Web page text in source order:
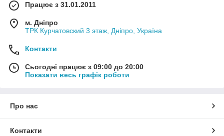
Працює з 31.01.2011
м. Дніпро
ТРК Курчатовский 3 этаж, Дніпро, Україна
Контакти
Сьогодні працює з 09:00 до 20:00
Показати весь графік роботи
Про нас
Контакти